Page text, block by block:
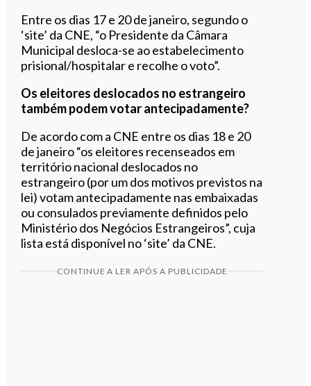
Entre os dias 17 e 20 de janeiro, segundo o
‘site’ da CNE, “o Presidente da Câmara
Municipal desloca-se ao estabelecimento
prisional/hospitalar e recolhe o voto”.
Os eleitores deslocados no estrangeiro
também podem votar antecipadamente?
De acordo com a CNE entre os dias 18 e 20
de janeiro “os eleitores recenseados em
território nacional deslocados no
estrangeiro (por um dos motivos previstos na
lei) votam antecipadamente nas embaixadas
ou consulados previamente definidos pelo
Ministério dos Negócios Estrangeiros”, cuja
lista está disponível no ‘site’ da CNE.
CONTINUE A LER APÓS A PUBLICIDADE